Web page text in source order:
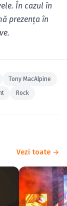
În cazul în
prezenţa în
Tony MacAlpine
Rock
Vezi toate →